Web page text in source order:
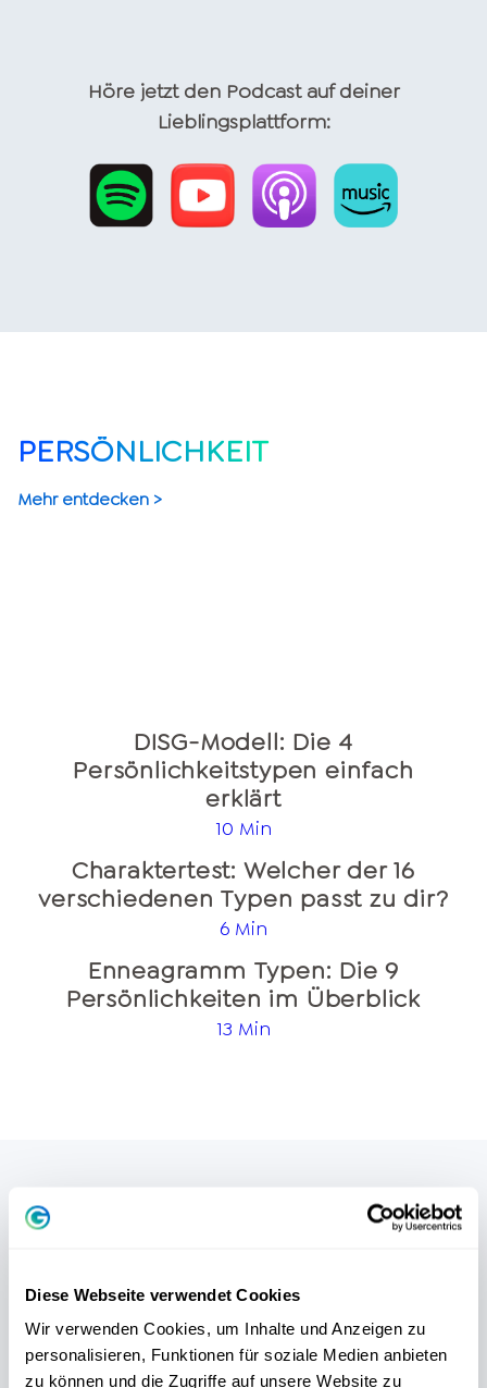
Diese Webseite verwendet Cookies
Wir verwenden Cookies, um Inhalte und Anzeigen zu
personalisieren, Funktionen für soziale Medien anbieten
zu können und die Zugriffe auf unsere Website zu
Höre jetzt den Podcast auf deiner
Lieblingsplattform:
PERSÖNLICHKEIT
Mehr entdecken >
DISG-Modell: Die 4
Persönlichkeitstypen einfach
erklärt
10 Min
Charaktertest: Welcher der 16
verschiedenen Typen passt zu dir?
6 Min
Enneagramm Typen: Die 9
Persönlichkeiten im Überblick
13 Min
KOSTENLOSER
PERSÖNLICHKEITSTEST